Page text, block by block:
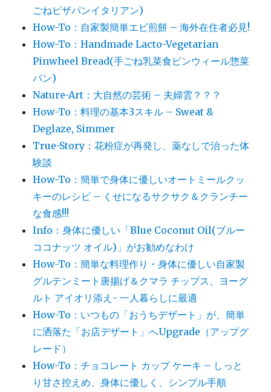
ごねピザパンイタリアン)
How-To：自家製簡単エビ煎餅 – 海外在住者必見!
How-To：Handmade Lacto-Vegetarian
Pinwheel Bread(手ごね乳菜食ピンウィール惣菜
パン)
Nature-Art：大自然の芸術 – 夫婦雲？？？
How-To：料理の基本3スキル – Sweat &
Deglaze, Simmer
True-Story：花粉症が再発し、薬なしで治った体
験談
How-To：簡単で身体に優しいオートミールクッ
キーのレシピ – くせになるサクサク＆クランチー
な食感!!!
Info：身体に優しい「Blue Coconut Oil(ブルー
ココナッツ オイル)」がお勧めなわけ
How-To：簡単な料理作り・身体に優しい自家製
グルテンミート唐揚げ＆クマラ チップス、ヨーグ
ルト アイオリ添え- 一人暮らしに最適
How-To：いつもの「おうちデザート」が、簡単
に洒落た「お店デザート」へUpgrade（アップグ
レード）
How-To：チョコレート カップ ケーキ – しっと
り甘さ控えめ、身体に優しく、シンプル手順